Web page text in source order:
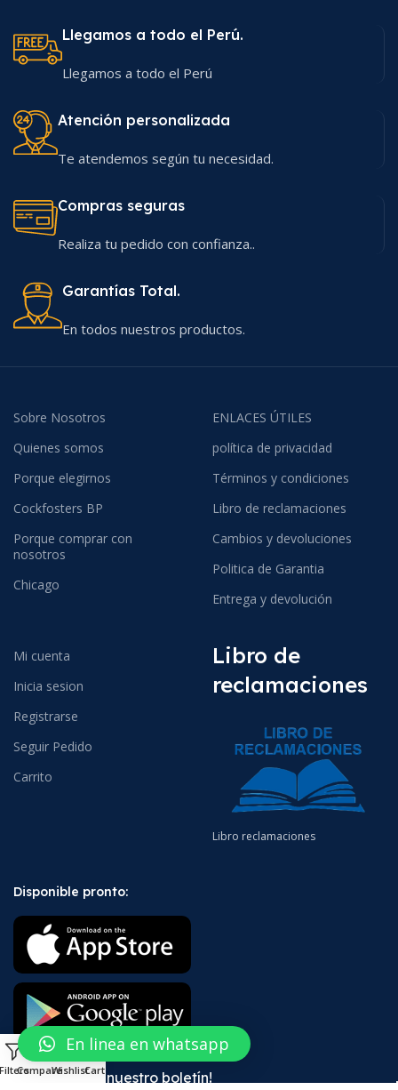
Llegamos a todo el Perú.
Llegamos a todo el Perú
Atención personalizada
Te atendemos según tu necesidad.
Compras seguras
Realiza tu pedido con confianza..
Garantías Total.
En todos nuestros productos.
Sobre Nosotros
Quienes somos
Porque elegirnos
Cockfosters BP
Porque comprar con
nosotros
Chicago
ENLACES ÚTILES
política de privacidad
Términos y condiciones
Libro de reclamaciones
Cambios y devoluciones
Politica de Garantia
Entrega y devolución
Mi cuenta
Inicia sesion
Registrarse
Seguir Pedido
Carrito
Libro de
reclamaciones
Libro reclamaciones
Disponible pronto:
¡Suscríbete a nuestro boletín!
CompareWishlist
0
Cart
En linea en whatsapp